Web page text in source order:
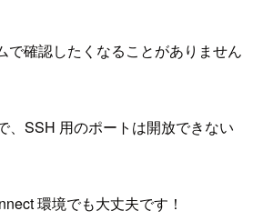
確認したくなることがありません
、SSH 用のポートは開放できない
環境でも大丈夫です！